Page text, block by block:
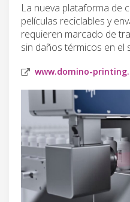
La nueva plataforma de
películas reciclables y
requieren marcado de
sin daños térmicos en el
www.domino-